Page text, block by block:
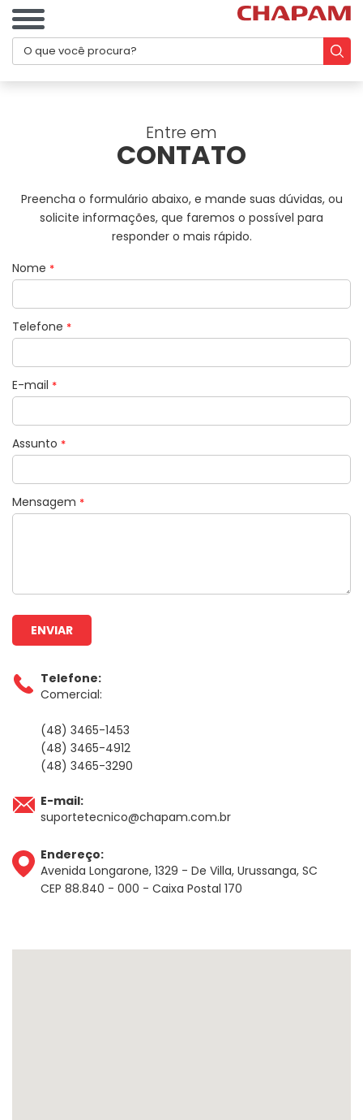
Entre em
CONTATO
Preencha o formulário abaixo, e mande suas dúvidas, ou
solicite informações, que faremos o possível para
responder o mais rápido.
Nome *
Telefone *
E-mail *
Assunto *
Mensagem *
Telefone:
Comercial:
(48) 3465-1453
(48) 3465-4912
(48) 3465-3290
E-mail:
suportetecnico@chapam.com.br
Endereço:
Avenida Longarone, 1329 - De Villa, Urussanga, SC
CEP 88.840 - 000 - Caixa Postal 170